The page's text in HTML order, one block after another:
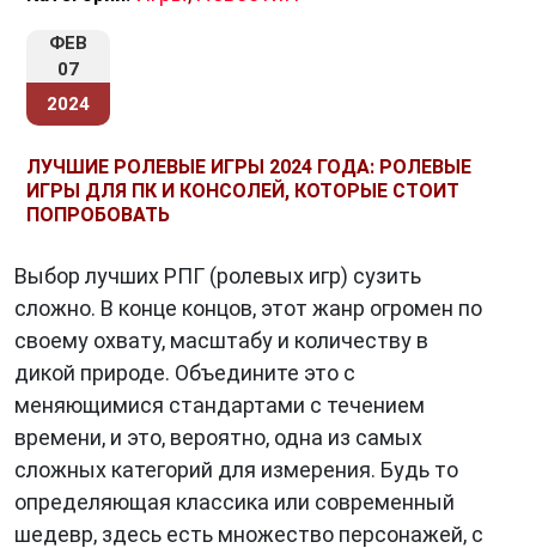
и человечность переплелись в опасной
танцевальной партнерше. Несмотря на
начальные технические сложности, игра
остается памятным событием в истории
игровой индустрии, продолжая завоевывать
сердца игроков и вдохновлять на
ФЕВ
07
2024
ЛУЧШИЕ РОЛЕВЫЕ ИГРЫ 2024 ГОДА: РОЛЕВЫЕ
ИГРЫ ДЛЯ ПК И КОНСОЛЕЙ, КОТОРЫЕ СТОИТ
ПОПРОБОВАТЬ
Выбор лучших РПГ (ролевых игр) сузить
сложно. В конце концов, этот жанр огромен по
своему охвату, масштабу и количеству в
дикой природе. Объедините это с
меняющимися стандартами с течением
времени, и это, вероятно, одна из самых
сложных категорий для измерения. Будь то
определяющая классика или современный
шедевр, здесь есть множество персонажей, с